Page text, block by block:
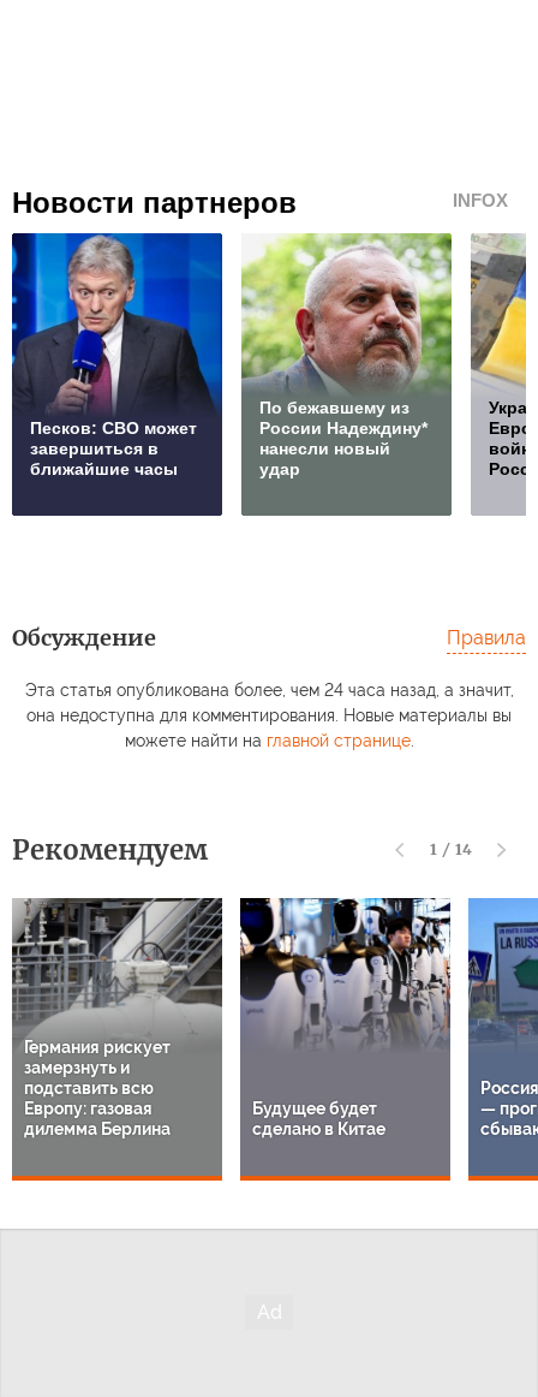
Новости партнеров INFOX
Песков: СВО может
завершиться в
ближайшие часы
По бежавшему из
России Надеждину*
нанесли новый
удар
Обсуждение Правила
Эта статья опубликована более, чем 24 часа назад, а значит,
она недоступна для комментирования. Новые материалы вы
можете найти на главной странице.
Рекомендуем 1 / 14
Германия рискует
замерзнуть и
подставить всю
Европу: газовая
дилемма Берлина
Будущее будет
сделано в Китае
—